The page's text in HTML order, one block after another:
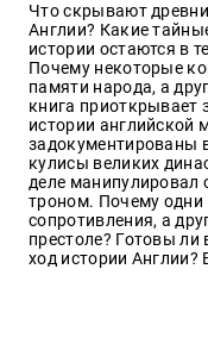
Что скрывают
Англии? Какие
истории остаются в
Почему некоторые
памяти народа, а
книга приоткрывает
истории английской
задокументированы
кулисы великих
деле манипулировал
троном. Почему одни
сопротивления, а
престоле? Готовы
ход истории
Оптовикам
Авторам
Контакты
Мероприятия
+7(499)
350-17-
79